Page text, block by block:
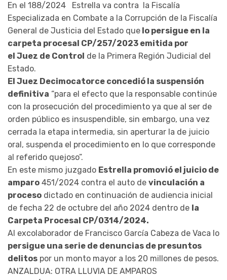
En el 188/2024 Estrella va contra la Fiscalía
Especializada en Combate a la Corrupción de la Fiscalía
General de Justicia del Estado que lo persigue en la
carpeta procesal CP/257/2023 emitida por
el Juez de Control de la Primera Región Judicial del
Estado.
El Juez Decimocatorce concedió la suspensión
definitiva “para el efecto que la responsable continúe
con la prosecución del procedimiento ya que al ser de
orden público es insuspendible, sin embargo, una vez
cerrada la etapa intermedia, sin aperturar la de juicio
oral, suspenda el procedimiento en lo que corresponde
al referido quejoso”.
En este mismo juzgado Estrella promovió el juicio de
amparo 451/2024 contra el auto de vinculación a
proceso dictado en continuación de audiencia inicial
de fecha 22 de octubre del año 2024 dentro de la
Carpeta Procesal CP/0314/2024.
Al excolaborador de Francisco García Cabeza de Vaca lo
persigue una serie de denuncias de presuntos
delitos por un monto mayor a los 20 millones de pesos.
ANZALDUA: OTRA LLUVIA DE AMPAROS